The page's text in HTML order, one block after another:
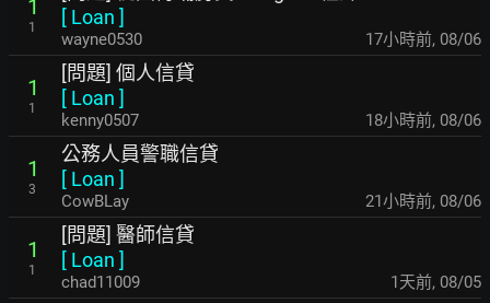
1
1
[ Loan ]
wayne0530 17小時前, 08/06
1
1
[問題] 個人信貸
[ Loan ]
kenny0507 18小時前, 08/06
1
3
公務人員警職信貸
[ Loan ]
CowBLay 21小時前, 08/06
1
1
[問題] 醫師信貸
[ Loan ]
chad11009 1天前, 08/05